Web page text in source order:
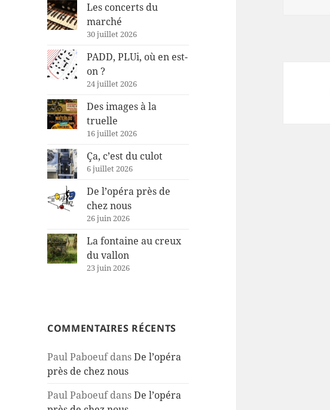
Les concerts du
marché
30 juillet 2026
PADD, PLUi, où en est-
on ?
24 juillet 2026
Des images à la
truelle
16 juillet 2026
Ça, c’est du culot
6 juillet 2026
De l’opéra près de
chez nous
26 juin 2026
La fontaine au creux
du vallon
23 juin 2026
COMMENTAIRES RÉCENTS
Paul PaboeufdansDe l’opéra
près de chez nous
Paul PaboeufdansDe l’opéra